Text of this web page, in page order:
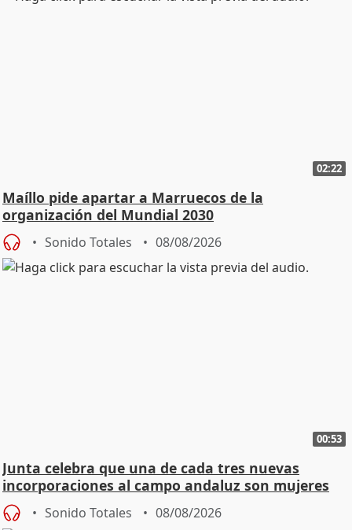
02:22
Maíllo pide apartar a Marruecos de la
organización del Mundial 2030
Sonido Totales 08/08/2026
00:53
Junta celebra que una de cada tres nuevas
incorporaciones al campo andaluz son mujeres
jóvenes
Sonido Totales 08/08/2026